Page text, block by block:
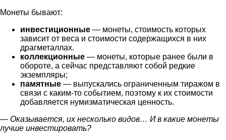
Монеты бывают:
инвестиционные — монеты, стоимость которых
зависит от веса и стоимости содержащихся в них
драгметаллах.
коллекционные — монеты, которые ранее были в
обороте, а сейчас представляют собой редкие
экземпляры;
памятные — выпускались ограниченным тиражом в
связи с каким-то событием, поэтому к их стоимости
добавляется нумизматическая ценность.
— Оказывается, их несколько видов… Ив какие монеты
лучше инвестировать?